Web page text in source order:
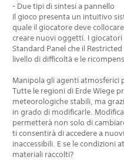
- Due tipi di sintesi a pannello
Il gioco presenta un intuitivo
quale il giocatore deve
creare nuovi oggetti. I giocatori
Standard Panel che il
livello di difficoltà e le
Manipola gli agenti atmosferici
Tutte le regioni di Erde Wiege
meteorologiche stabili, ma
in grado di modificarle.
permetterà non solo di
ti consentirà di accedere a
inaccessibili. E se le condizioni
materiali raccolti?